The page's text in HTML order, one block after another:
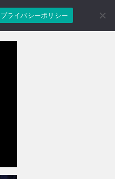
プライバシーポリシー